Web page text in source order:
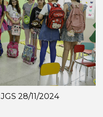
28/11/2024